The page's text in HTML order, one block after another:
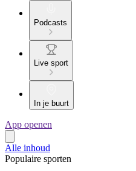
Podcasts
Live sport
In je buurt
App openen
Alle inhoud
Populaire sporten